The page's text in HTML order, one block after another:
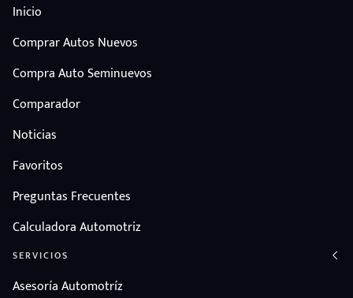
Inicio
Comprar Autos Nuevos
Compra Auto Seminuevos
Comparador
Noticias
Favoritos
Preguntas Frecuentes
Calculadora Automotriz
SERVICIOS
Asesoría Automotríz